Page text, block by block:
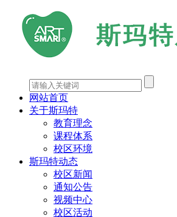
网站首页
关于斯玛特
教育理念
课程体系
校区环境
斯玛特动态
校区新闻
通知公告
视频中心
校区活动